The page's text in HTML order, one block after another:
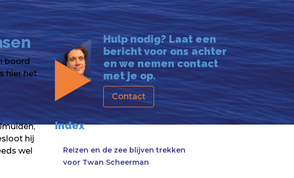
boord
hier het
hij
wel
Hulp nodig? Laat een
bericht voor ons achter
en we nemen contact
met je op.
Contact
Index
Reizen en de zee blijven trekken
voor Twan Scheerman